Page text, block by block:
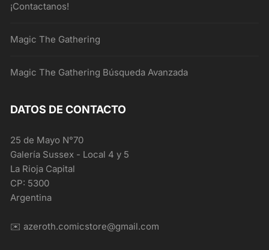
¡Contactanos!
Magic The Gathering
Magic The Gathering Búsqueda Avanzada
DATOS DE CONTACTO
25 de Mayo N°70
Galería Sussex - Local 4 y 5
La Rioja Capital
CP: 5300
Argentina
✉️ azeroth.comicstore@gmail.com